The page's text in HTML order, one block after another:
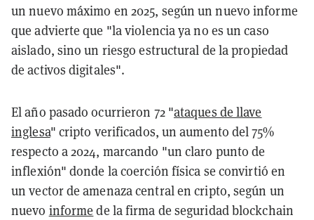
un nuevo máximo en 2025, según un nuevo informe
que advierte que "la violencia ya no es un caso
aislado, sino un riesgo estructural de la propiedad
de activos digitales".
El año pasado ocurrieron 72 "ataques de llave
inglesa" cripto verificados, un aumento del 75%
respecto a 2024, marcando "un claro punto de
inflexión" donde la coerción física se convirtió en
un vector de amenaza central en cripto, según un
nuevo informe de la firma de seguridad blockchain